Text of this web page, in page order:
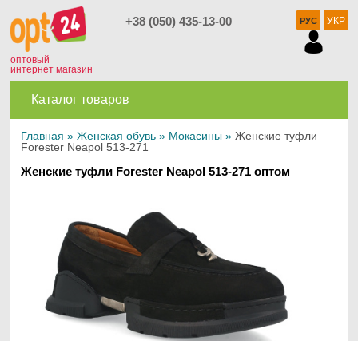
оптовый
интернет магазин
+38 (050) 435-13-00 РУС УКР
Каталог товаров
Главная » Женская обувь » Мокасины » Женские туфли
Forester Neapol 513-271
Женские туфли Forester Neapol 513-271 оптом